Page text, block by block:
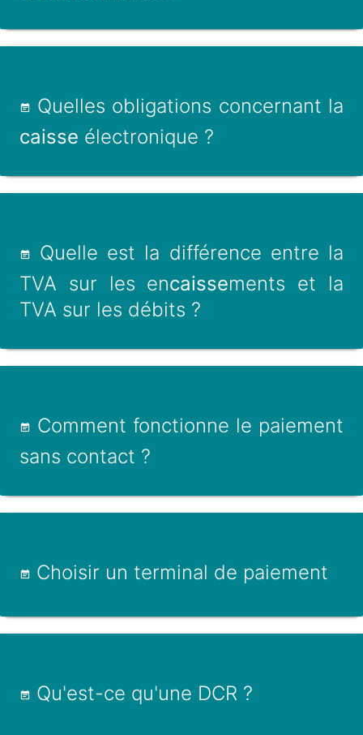
Quelles obligations concernant la
caisse électronique ?
Quelle est la différence entre la
TVA sur les encaissements et la
TVA sur les débits ?
Comment fonctionne le paiement
sans contact ?
Choisir un terminal de paiement
Qu'est-ce qu'une DCR ?